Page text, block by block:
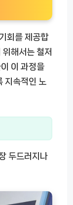
회를 제공합
위해서는 철저
이 과정을
지속적인 노
두드러지나